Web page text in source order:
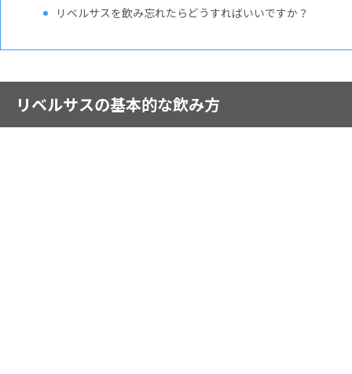
リベルサスを飲み忘れたらどうすればいいですか？
リベルサスの基本的な飲み方